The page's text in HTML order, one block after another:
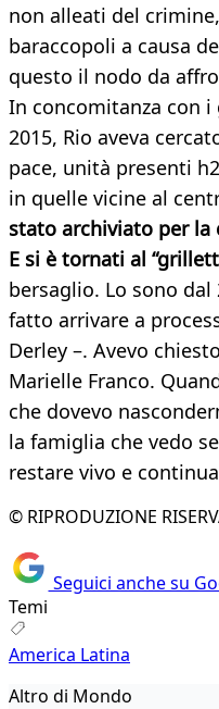
non alleati del
baraccopoli a causa
questo il nodo da
In concomitanza con
2015, Rio aveva
pace, unità presenti
in quelle vicine al
stato archiviato per la
E si è tornati al
bersaglio. Lo sono
fatto arrivare a
Derley –. Avevo
Marielle Franco.
che dovevo
la famiglia che vedo
restare vivo e
© RIPRODUZIONE
Seguici anche su
Temi
America Latina
Altro di Mondo